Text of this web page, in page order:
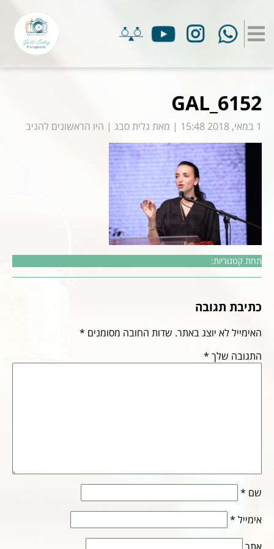
GAL_6152
1 במאי, 2018 15:48 | מאת גלית סבג | היו הראשונים להגיב
תחת קטגוריות:
כתיבת תגובה
האימייל לא יוצג באתר. שדות החובה מסומנים *
התגובה שלך *
שם *
אימייל *